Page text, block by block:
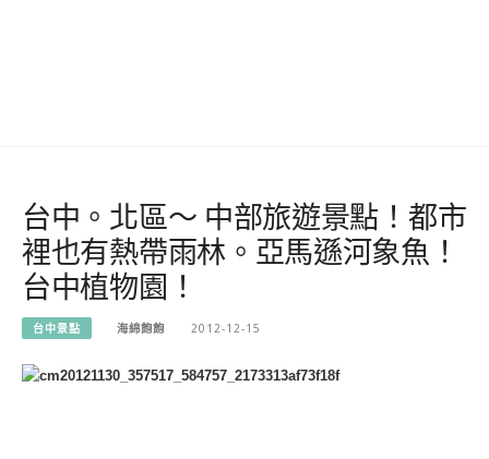
台中。北區～ 中部旅遊景點！都市
裡也有熱帶雨林。亞馬遜河象魚！
台中植物園！
台中景點 海綿飽飽 2012-12-15